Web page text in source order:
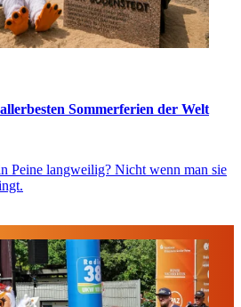
Sommerferien der Welt
Peine langweilig? Nicht wenn man sie